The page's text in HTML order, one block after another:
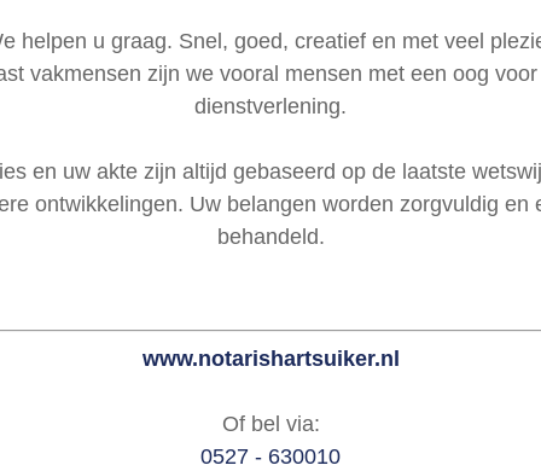
helpen u graag. Snel, goed, creatief en met veel
vakmensen zijn we vooral mensen met een oog
dienstverlening.
en uw akte zijn altijd gebaseerd op de laatste
ontwikkelingen. Uw belangen worden zorgvuldig en
behandeld.
www.notarishartsuiker.nl
Of bel via:
0527 - 630010